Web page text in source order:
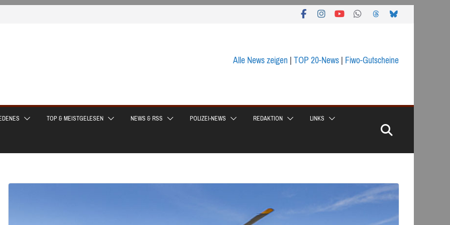
Alle News zeigen|TOP 20-News|Fiwo-Gutscheine
TOP & MEISTGELESEN NEWS & RSS POLIZEI-NEWS REDAKTION LINKS